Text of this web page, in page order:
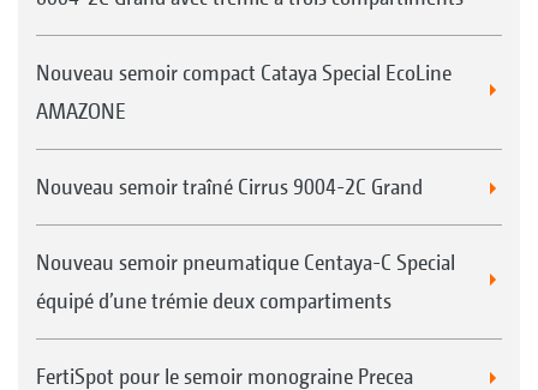
Nouveau semoir compact Cataya Special EcoLine
AMAZONE
Nouveau semoir traîné Cirrus 9004-2C Grand
Nouveau semoir pneumatique Centaya-C Special
équipé d’une trémie deux compartiments
FertiSpot pour le semoir monograine Precea